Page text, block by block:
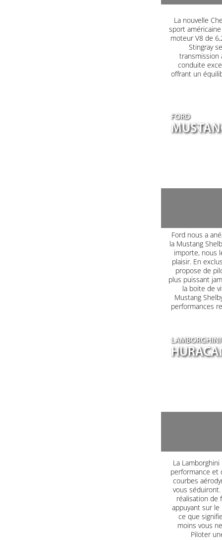
La nouvelle
sport
moteur V8 de
Stingray
transmission
conduite
offrant un
FORD
Ford nous a
la Mustang
importe, nous
plaisir. En
propose de
plus puissant
la boite de
Mustang
performances
LAMBORGHINI
La
performance et
courbes
vous
réalisation de
appuyant sur le
ce que
moins vous
Piloter